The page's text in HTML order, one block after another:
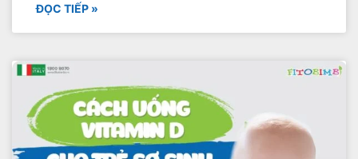
ĐỌC TIẾP »